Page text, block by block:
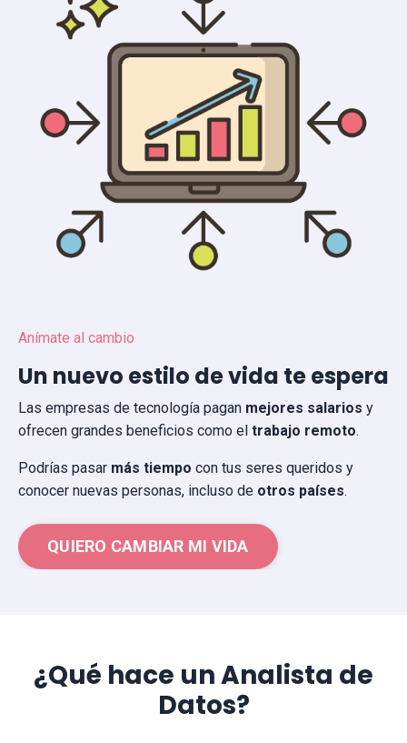
Anímate al cambio
Un nuevo estilo de vida te espera
Las empresas de tecnología pagan mejores salarios y
ofrecen grandes beneficios como el trabajo remoto.
Podrías pasar más tiempo con tus seres queridos y
conocer nuevas personas, incluso de otros países.
QUIERO CAMBIAR MI VIDA
¿Qué hace un Analista de
Datos?